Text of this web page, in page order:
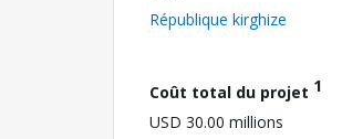
République kirghize
Coût total du projet 1
USD 30.00 millions